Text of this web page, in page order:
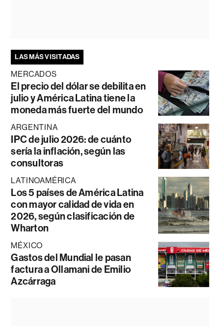
LAS MÁS VISITADAS
MERCADOS
El precio del dólar se debilita en
julio y América Latina tiene la
moneda más fuerte del mundo
ARGENTINA
IPC de julio 2026: de cuánto
sería la inflación, según las
consultoras
LATINOAMÉRICA
Los 5 países de América Latina
con mayor calidad de vida en
2026, según clasificación de
Wharton
MÉXICO
Gastos del Mundial le pasan
factura a Ollamani de Emilio
Azcárraga